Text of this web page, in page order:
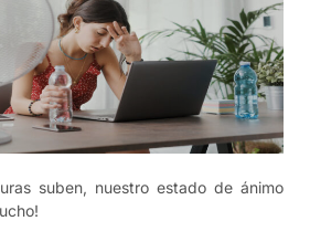
suben, nuestro estado de ánimo